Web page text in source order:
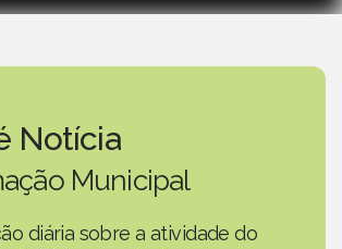
Notícia
Municipal
diária sobre a atividade do